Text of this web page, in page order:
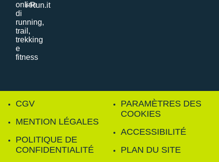
i-Run.it
CGV
MENTION LÉGALES
POLITIQUE DE
CONFIDENTIALITÉ
PARAMÈTRES DES
COOKIES
ACCESSIBILITÉ
PLAN DU SITE